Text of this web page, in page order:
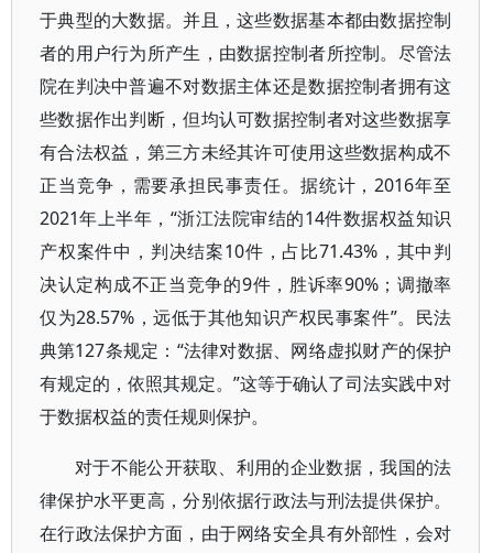
于典型的大数据。并且，这些数据基本都由数据控制
者的用户行为所产生，由数据控制者所控制。尽管法
院在判决中普遍不对数据主体还是数据控制者拥有这
些数据作出判断，但均认可数据控制者对这些数据享
有合法权益，第三方未经其许可使用这些数据构成不
正当竞争，需要承担民事责任。据统计，2016年至
2021年上半年，“浙江法院审结的14件数据权益知识
产权案件中，判决结案10件，占比71.43%，其中判
决认定构成不正当竞争的9件，胜诉率90%；调撤率
仅为28.57%，远低于其他知识产权民事案件”。民法
典第127条规定：“法律对数据、网络虚拟财产的保护
有规定的，依照其规定。”这等于确认了司法实践中对
于数据权益的责任规则保护。
对于不能公开获取、利用的企业数据，我国的法
律保护水平更高，分别依据行政法与刑法提供保护。
在行政法保护方面，由于网络安全具有外部性，会对